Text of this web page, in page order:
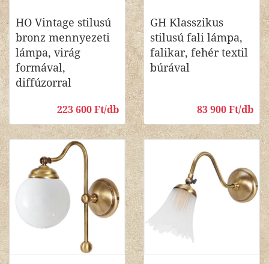
HO Vintage stilusú
bronz mennyezeti
lámpa, virág
formával,
diffúzorral
223 600 Ft/db
GH Klasszikus
stilusú fali lámpa,
falikar, fehér textil
búrával
83 900 Ft/db